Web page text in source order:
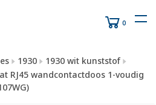
0
1930
1930 wit kunststof
RJ45 wandcontactdoos 1-voudig